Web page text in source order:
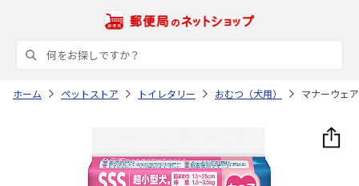
ホーム ペットストア トイレタリー おむつ（犬用） マナーウェ